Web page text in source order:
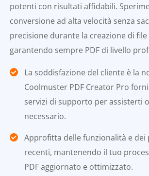
potenti con risultati affidabili.
conversione ad alta velocità senza
precisione durante la creazione di file
garantendo sempre PDF di livello
La soddisfazione del cliente è la
Coolmuster PDF Creator Pro
servizi di supporto per assisterti
necessario.
Approfitta delle funzionalità e dei
recenti, mantenendo il tuo
PDF aggiornato e ottimizzato.